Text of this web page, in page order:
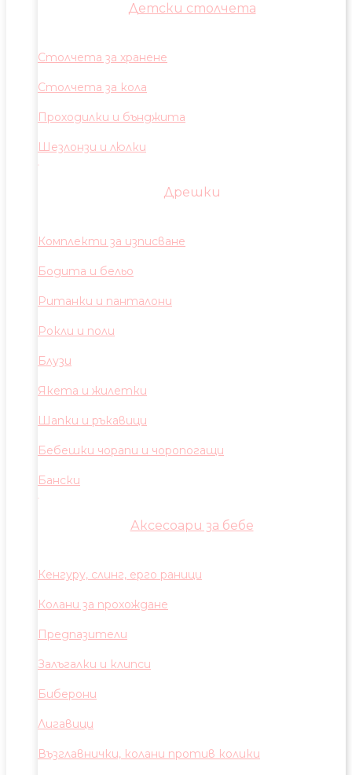
Детски столчета
Столчета за хранене
Столчета за кола
Проходилки и бънджита
Шезлонзи и люлки
Дрешки
Комплекти за изписване
Бодита и бельо
Ританки и панталони
Рокли и поли
Блузи
Якета и жилетки
Шапки и ръкавици
Бебешки чорапи и чоропогащи
Бански
Аксесоари за бебе
Кенгуру, слинг, ерго раници
Колани за прохождане
Предпазители
Залъгалки и клипси
Биберони
Лигавици
Възглавнички, колани против колики